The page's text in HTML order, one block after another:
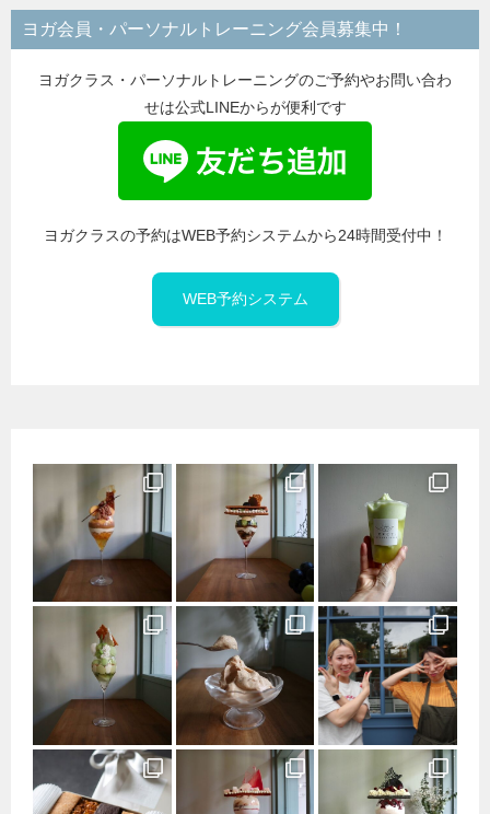
リ
ー
ヨガ会員・パーソナルトレーニング会員募集中！
ヨガクラス・パーソナルトレーニングのご予約やお問い合わ
せは公式LINEからが便利です
ヨガクラスの予約はWEB予約システムから24時間受付中！
WEB予約システム